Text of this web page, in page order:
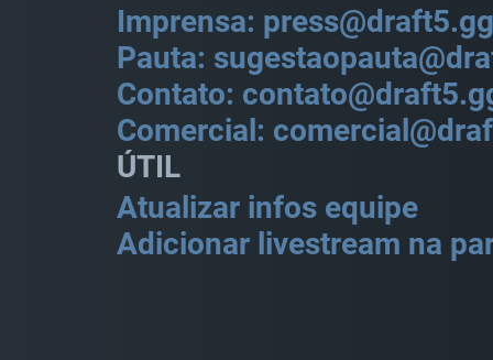
Imprensa: press@draft5.gg
Pauta:
Contato:
Comercial:
ÚTIL
Atualizar infos equipe
Adicionar livestream na